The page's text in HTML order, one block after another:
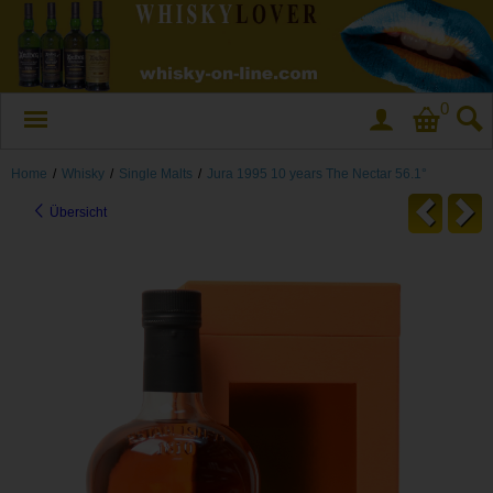
0
Home / Whisky / Single Malts / Jura 1995 10 years The Nectar 56.1°
Übersicht